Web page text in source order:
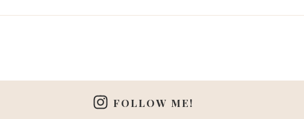
FOLLOW ME!